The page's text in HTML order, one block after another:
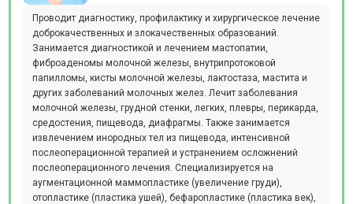
Проводит диагностику, профилактику и хирургическое лечение
доброкачественных и злокачественных образований.
Занимается диагностикой и лечением мастопатии,
фиброаденомы молочной железы, внутрипротоковой
папилломы, кисты молочной железы, лактостаза, мастита и
других заболеваний молочных желез. Лечит заболевания
молочной железы, грудной стенки, легких, плевры, перикарда,
средостения, пищевода, диафрагмы. Также занимается
извлечением инородных тел из пищевода, интенсивной
послеоперационной терапией и устранением осложнений
послеоперационного лечения. Специализируется на
аугментационной маммопластике (увеличение груди),
отопластике (пластика ушей), бефаропластике (пластика век),